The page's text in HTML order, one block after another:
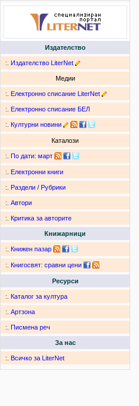
Издателство
:. Издателство LiterNet
Медии
:. Електронно списание LiterNet
:. Електронно списание БЕЛ
:. Културни новини
Каталози
:. По дати: март
:. Електронни книги
:. Раздели / Рубрики
:. Автори
:. Критика за авторите
Книжарници
:. Книжен пазар
:. Книгосвят: сравни цени
Ресурси
:. Каталог за култура
:. Артзона
:. Писмена реч
За нас
:. Всичко за LiterNet